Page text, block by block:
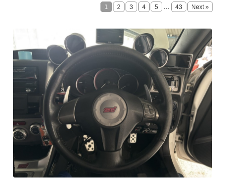
1 2 3 4 5 ... 43 Next »